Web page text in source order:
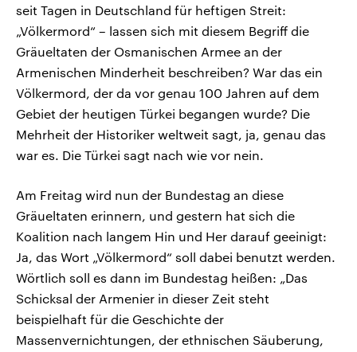
seit Tagen in Deutschland für heftigen Streit:
„Völkermord“ – lassen sich mit diesem Begriff die
Gräueltaten der Osmanischen Armee an der
Armenischen Minderheit beschreiben? War das ein
Völkermord, der da vor genau 100 Jahren auf dem
Gebiet der heutigen Türkei begangen wurde? Die
Mehrheit der Historiker weltweit sagt, ja, genau das
war es. Die Türkei sagt nach wie vor nein.
Am Freitag wird nun der Bundestag an diese
Gräueltaten erinnern, und gestern hat sich die
Koalition nach langem Hin und Her darauf geeinigt:
Ja, das Wort „Völkermord“ soll dabei benutzt werden.
Wörtlich soll es dann im Bundestag heißen: „Das
Schicksal der Armenier in dieser Zeit steht
beispielhaft für die Geschichte der
Massenvernichtungen, der ethnischen Säuberung,